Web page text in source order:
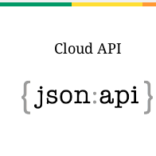
Cloud API